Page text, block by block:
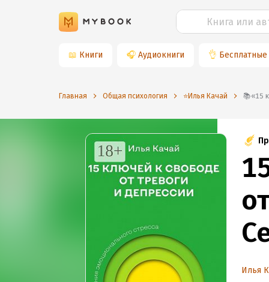
📖 Книги 🎧 Аудиокниги 👌 Бесплатные
Главная Общая психология ⭐️Илья Качай
Илья